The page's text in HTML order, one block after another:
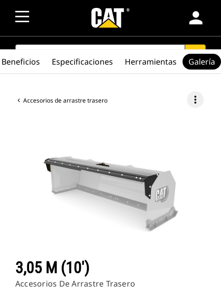
person
SEARCH search
Accesorios de arrastre trasero more_vert
3,05 M (10')
Accesorios De Arrastre Trasero
Beneficios Especificaciones Herramientas Galería